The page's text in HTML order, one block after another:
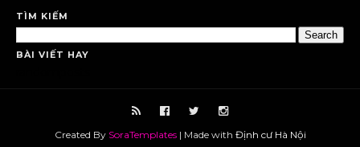
TÌM KIẾM
BÀI VIẾT HAY
Created By SoraTemplates| Made with Định cư Hà Nội